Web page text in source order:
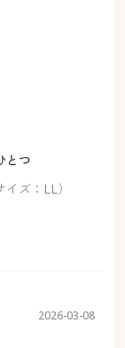
とつ
ズ：LL）
2026-03-08